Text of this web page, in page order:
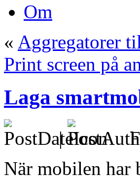
Om
« Aggregatorer
Print screen på
Laga
|
När mobilen har